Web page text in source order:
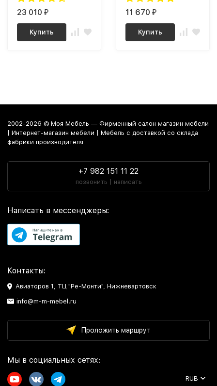
23 010 ₽
Купить
11 670 ₽
Купить
2002-2026 © Моя Мебель — Фирменный салон магазин мебели
| Интернет-магазин мебели | Мебель с доставкой со склада
фабрики производителя
+7 982 151 11 22
позвонить | написать
Написать в мессенджеры:
Контакты:
Авиаторов 1, ТЦ "Ре-Монти", Нижневартовск
info@m-m-mebel.ru
Проложить маршрут
Мы в социальных сетях:
RUB